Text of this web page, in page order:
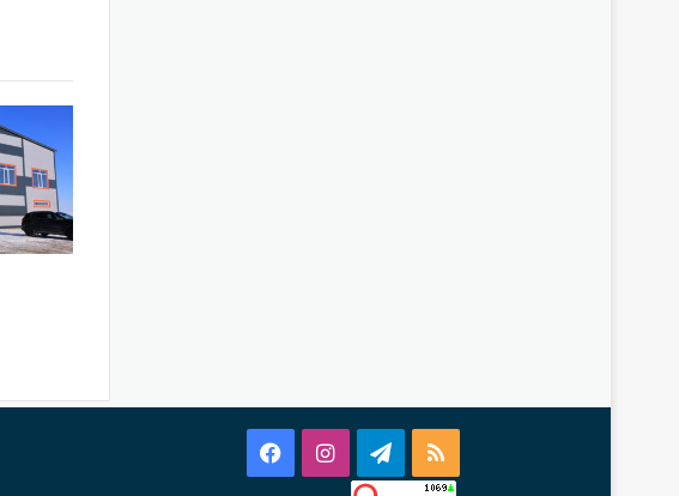
FacebookInstagramTelegram
RSS